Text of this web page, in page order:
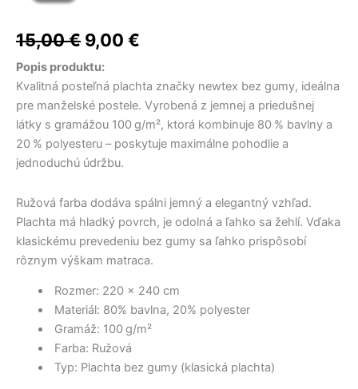
15,00€ bola:
15,00 €.
9,00 €
Popis produktu:
Kvalitná posteľná plachta značky newtex bez gumy, ideálna
pre manželské postele. Vyrobená z jemnej a priedušnej
látky s gramážou 100 g/m², ktorá kombinuje 80 % bavlny a
20 % polyesteru – poskytuje maximálne pohodlie a
jednoduchú údržbu.
Ružová farba dodáva spálni jemný a elegantný vzhľad.
Plachta má hladký povrch, je odolná a ľahko sa žehlí. Vďaka
klasickému prevedeniu bez gumy sa ľahko prispôsobí
rôznym výškam matraca.
Rozmer: 220 x 240 cm
Materiál: 80% bavlna, 20% polyester
Gramáž: 100 g/m²
Farba: Ružová
Typ: Plachta bez gumy (klasická plachta)
22,00 €.
17,50 €.